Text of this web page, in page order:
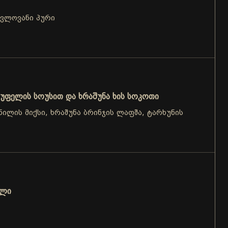
პური
სოუსით და ხრაშუნა ხის სოკოთი
მიქსი, ხრაშუნა ბრინჯის ლაფშა, ტარხუნის